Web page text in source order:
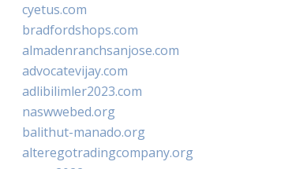
cyetus.com
bradfordshops.com
almadenranchsanjose.com
advocatevijay.com
adlibilimler2023.com
naswwebed.org
balithut-manado.org
alteregotradingcompany.org